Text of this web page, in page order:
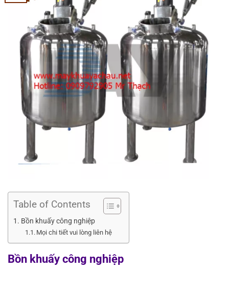
Table of Contents
Bồn khuấy công nghiệp
Mọi chi tiết vui lòng liên hệ
Bồn khuấy công nghiệp